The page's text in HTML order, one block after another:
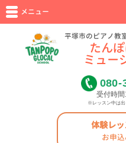
平塚市のピアノ教
たん
ミュー
080-
受付時
※レッスン中は出
体験レッ
お申
メニュー